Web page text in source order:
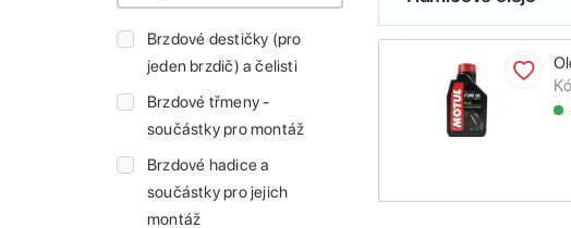
Brzdové destičky (pro
jeden brzdič) a čelisti
Brzdové třmeny -
součástky pro montáž
Brzdové hadice a
součástky pro jejich
montáž